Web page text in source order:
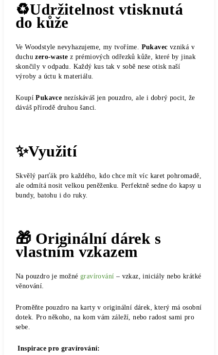
♻️Udržitelnost vtisknutá
do kůže
Ve Woodstyle nevyhazujeme, my tvoříme. Pukavec vzniká v
duchuzero-waste z prémiových odřezků kůže, které by jinak
skončily v odpadu. Každý kus tak v sobě nese otisk naší
výroby a úctu k materiálu.
KoupíPukavce nezískáváš jen pouzdro, ale i dobrý pocit, že
dáváš přírodě druhou šanci.
✨Využití
Skvělý parťák pro každého, kdo chce mít víc karet pohromadě,
ale odmítá nosit velkou peněženku. Perfektně sedne do kapsy u
bundy, batohu i do ruky.
🎁 Originální dárek s
vlastním vzkazem
Na pouzdro je možnégravírování – vzkaz, iniciály nebo krátké
věnování.
Proměňte pouzdro na karty v originální dárek, který má osobní
dotek. Pro někoho, na kom vám záleží, nebo radost sami pro
sebe.
Inspirace pro gravírování: